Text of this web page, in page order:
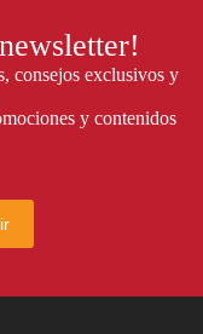
consejos exclusivos y
y contenidos